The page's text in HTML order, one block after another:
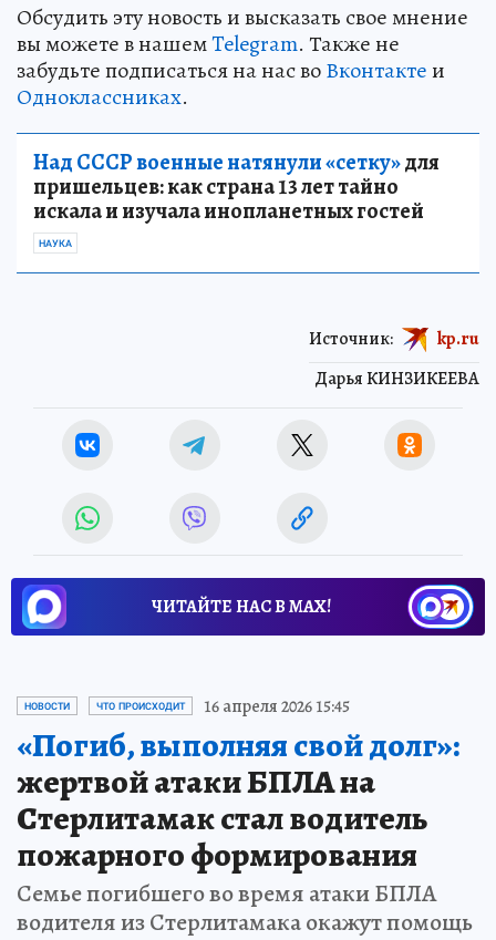
Обсудить эту новость и высказать свое мнение
вы можете в нашемTelegram. Также не
забудьте подписаться на нас воВконтактеи
Одноклассниках.
Над СССР военные натянули «сетку»для
пришельцев: как страна 13 лет тайно
искала и изучала инопланетных гостей
НАУКА
Дарья КИНЗИКЕЕВА
Источник: kp.ru
ЧИТАЙТЕ НАС В МАХ!
НОВОСТИ ЧТО ПРОИСХОДИТ 16 апреля 2026 15:45
«Погиб, выполняя свой долг»:
жертвой атаки БПЛА на
Стерлитамак стал водитель
пожарного формирования
Семье погибшего во время атаки БПЛА
водителя из Стерлитамака окажут помощь